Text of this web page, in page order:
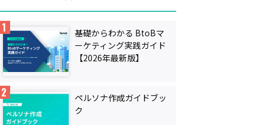
基礎からわかる BtoBマ
ーケティング実践ガイド
【2026年最新版】
ペルソナ作成ガイドブッ
ク